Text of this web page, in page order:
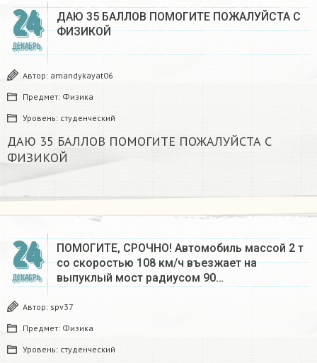
24
ДЕКАБРЬ
ДАЮ 35 БАЛЛОВ ПОМОГИТЕ ПОЖАЛУЙСТА С
ФИЗИКОЙ
Автор: amandykayat06
Предмет: Физика
Уровень: студенческий
ДАЮ 35 БАЛЛОВ ПОМОГИТЕ ПОЖАЛУЙСТА С
ФИЗИКОЙ
24
ДЕКАБРЬ
ПОМОГИТЕ, СРОЧНО! Автомобиль массой 2 т
со скоростью 108 км/ч въезжает на
выпуклый мост радиусом 90…
Автор: spv37
Предмет: Физика
Уровень: студенческий